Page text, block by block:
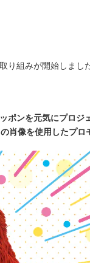
り組みが開始しまし
ンを元気にプロジ
肖像を使用したプロ